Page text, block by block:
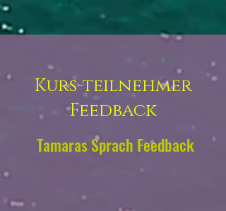
Kurs-teilnehmer
Feedback
Tamaras Sprach Feedback